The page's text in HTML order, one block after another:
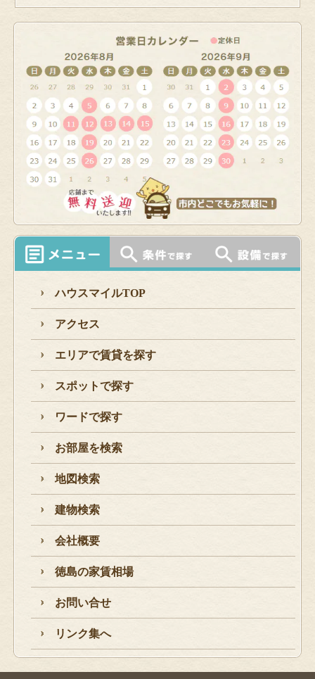
ハウスマイルTOP
アクセス
エリアで賃貸を探す
スポットで探す
ワードで探す
お部屋を検索
地図検索
建物検索
会社概要
徳島の家賃相場
お問い合せ
リンク集へ